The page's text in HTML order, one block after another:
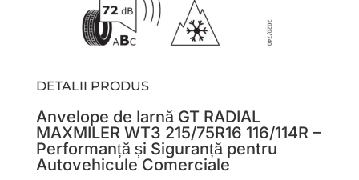
DETALII PRODUS
Anvelope de Iarnă GT RADIAL
MAXMILER WT3 215/75R16 116/114R –
Performanță și Siguranță pentru
Autovehicule Comerciale